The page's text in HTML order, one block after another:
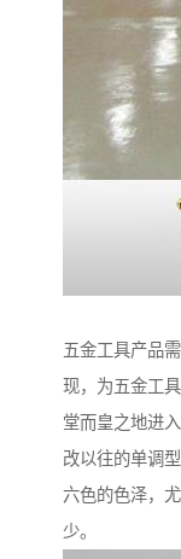
五金工具产品
现，为五金工
堂而皇之地进
改以往的单调
六色的色泽，
少。